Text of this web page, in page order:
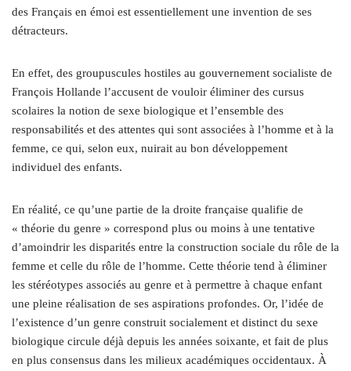
des Français en émoi est essentiellement une invention de ses
détracteurs.
En effet, des groupuscules hostiles au gouvernement socialiste de
François Hollande l’accusent de vouloir éliminer des cursus
scolaires la notion de sexe biologique et l’ensemble des
responsabilités et des attentes qui sont associées à l’homme et à la
femme, ce qui, selon eux, nuirait au bon développement
individuel des enfants.
En réalité, ce qu’une partie de la droite française qualifie de
« théorie du genre » correspond plus ou moins à une tentative
d’amoindrir les disparités entre la construction sociale du rôle de la
femme et celle du rôle de l’homme. Cette théorie tend à éliminer
les stéréotypes associés au genre et à permettre à chaque enfant
une pleine réalisation de ses aspirations profondes. Or, l’idée de
l’existence d’un genre construit socialement et distinct du sexe
biologique circule déjà depuis les années soixante, et fait de plus
en plus consensus dans les milieux académiques occidentaux. À